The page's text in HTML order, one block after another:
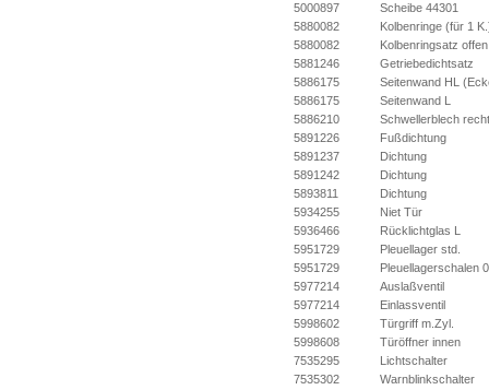
5000897
Scheibe 44301
5880082
Kolbenringe (für 1
5880082
Kolbenringsatz offen
5881246
Getriebedichtsatz
5886175
Seitenwand HL
5886175
Seitenwand L
5886210
Schwellerblech
5891226
Fußdichtung
5891237
Dichtung
5891242
Dichtung
5893811
Dichtung
5934255
Niet Tür
5936466
Rücklichtglas L
5951729
Pleuellager std.
5951729
Pleuellagerschalen
5977214
Auslaßventil
5977214
Einlassventil
5998602
Türgriff m.Zyl.
5998608
Türöffner innen
7535295
Lichtschalter
7535302
Warnblinkschalter